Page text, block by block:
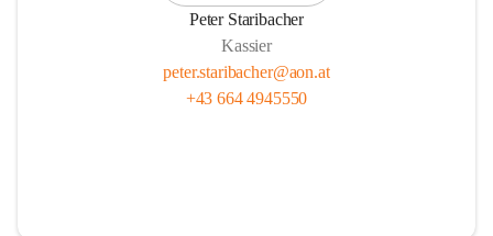
Peter Staribacher
Kassier
peter.staribacher@aon.at
+43 664 4945550